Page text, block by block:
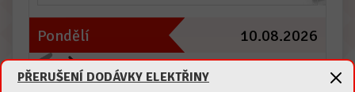
PŘERUŠENÍ DODÁVKY ELEKTŘINY
Pondělí 10.08.2026
Tabulku posunete pohybem prstu